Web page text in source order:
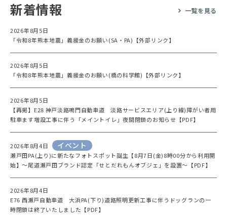
新着情報 一覧を見る
2026年8月5日
「令和8年熊本地震」義援金のお願い(SA・PA)【外部リンク】
2026年8月5日
「令和8年熊本地震」義援金のお願い(橋の科学館)【外部リンク】
2026年8月5日
【再掲】E28 神戸淡路鳴門自動車道 淡路サービスエリア(上り線)障がい者用
駐車ます増設工事に伴う「メイントイレ」夜間閉鎖のお知らせ【PDF】
2026年8月4日 イベント
瀬戸田PA(上り)に新たなフォトスポット誕生【8月7日(金)8時00分から利用開
始】～尾道瀬戸田ブランド認定「せとだれもんオブジェ」を設置～【PDF】
2026年8月4日
E76 西瀬戸自動車道 大浜PA(下り)道路照明更新工事に伴うドッグランの一
時閉鎖は終了いたしました【PDF】